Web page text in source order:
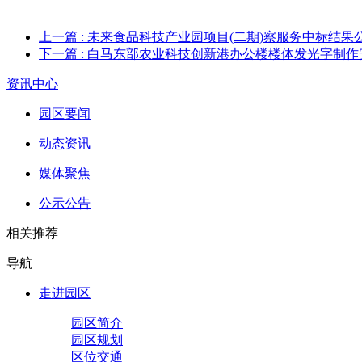
上一篇 : 未来食品科技产业园项目(二期)察服务中标结果
下一篇 : 白马东部农业科技创新港办公楼楼体发光字制
资讯中心
园区要闻
动态资讯
媒体聚焦
公示公告
相关推荐
导航
走进园区
园区简介
园区规划
区位交通